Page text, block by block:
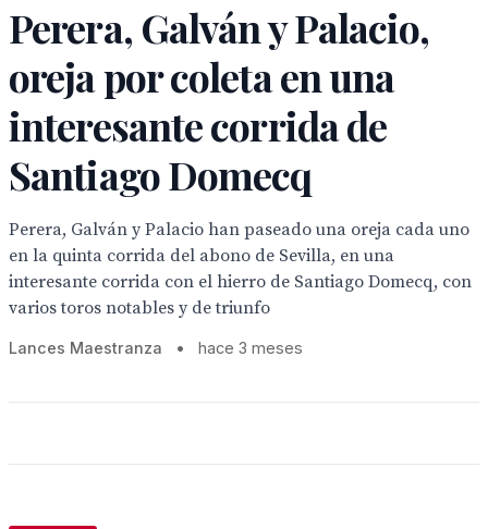
Perera, Galván y Palacio,
oreja por coleta en una
interesante corrida de
Santiago Domecq
Perera, Galván y Palacio han paseado una oreja cada uno
en la quinta corrida del abono de Sevilla, en una
interesante corrida con el hierro de Santiago Domecq, con
varios toros notables y de triunfo
Lances Maestranza • hace 3 meses